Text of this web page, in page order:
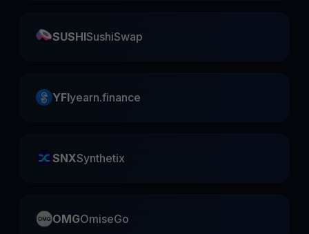
SUSHISushiSwap
YFIyearn.finance
SNXSynthetix
OMGOmiseGo